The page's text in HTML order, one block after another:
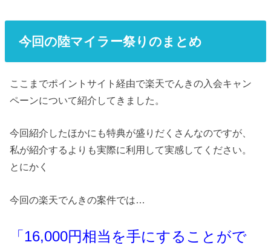
今回の陸マイラー祭りのまとめ
ここまでポイントサイト経由で楽天でんきの入会キャン
ペーンについて紹介してきました。
今回紹介したほかにも特典が盛りだくさんなのですが、
私が紹介するよりも実際に利用して実感してください。
とにかく
今回の楽天でんきの案件では…
「16,000円相当を手にすることがで